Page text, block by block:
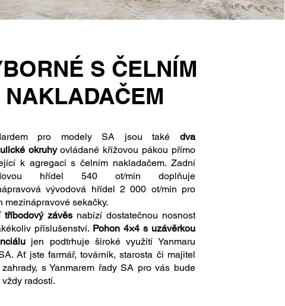
S ČELNÍM
NAKLADAČEM
pro modely SA jsou také dva
okruhyovládané křížovou pákou přímo
k agregaci s čelním nakladačem. Zadní
hřídel 540 ot/min doplňuje
vývodová hřídel 2 000 ot/min pro
mezinápravové sekačky.
tříbodový závěsnabízí dostatečnou nosnost
příslušenství. Pohon 4×4 s uzávěrkou
jen podtrhuje široké využití Yanmaru
Ať jste farmář, továrník, starosta či majitel
s Yanmarem řady SA pro vás bude
vždy radostí.